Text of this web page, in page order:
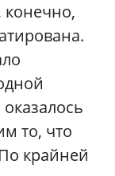
конечно,
то, что
крайней